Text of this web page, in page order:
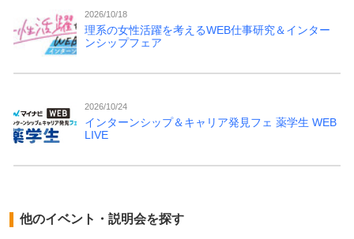
2026/10/18
理系の女性活躍を考えるWEB仕事研究＆インター
ンシップフェア
2026/10/24
インターンシップ＆キャリア発見フェ 薬学生 WEB
LIVE
他のイベント・説明会を探す